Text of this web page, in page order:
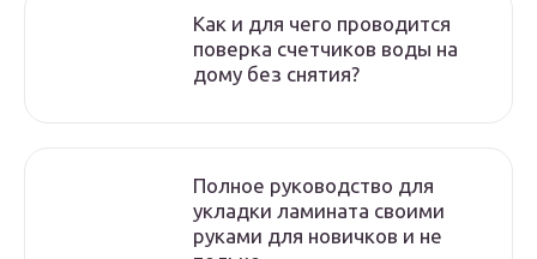
Как и для чего проводится
поверка счетчиков воды на
дому без снятия?
Полное руководство для
укладки ламината своими
руками для новичков и не